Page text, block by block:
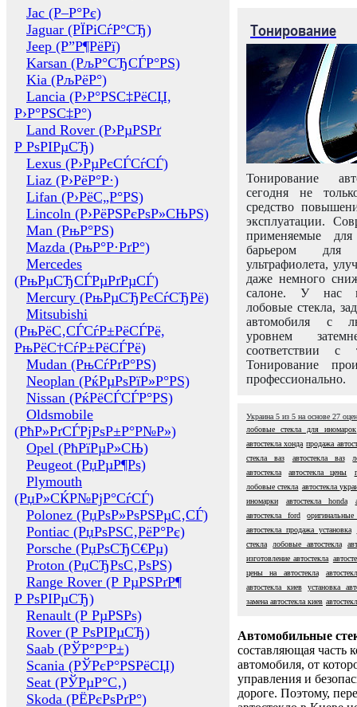
Jac (Р–Р°Рє)
Jaguar (РЇРіСѓР°СЂ)
Jeep (Р”Р¶РёРї)
Karsan (РљР°СЂСЃР°РЅ)
Kia (РљРёР°)
Lancia (Р›Р°РЅС‡РёСЏ,
Р›Р°РЅС‡Р°)
Land Rover (Р›РµРЅРґ
Р РѕРІРµСЂ)
Lexus (Р›РµРєСЃСѓСЃ)
Liaz (Р›РёР°Р·)
Lifan (Р›РёС„Р°РЅ)
Lincoln (Р›РёРЅРєРѕР»СЊРЅ)
Man (РњР°РЅ)
Mazda (РњР°Р·РґР°)
Mercedes
(РњРµСЂСЃРµРґРµСЃ)
Mercury (РњРµСЂРєСѓСЂРё)
Mitsubishi
(РњРёС‚СЃСѓР±РёСЃРё,
РњРёС†СѓР±РёСЃРё)
Mudan (РњСѓРґР°РЅ)
Neoplan (РќРµРѕРїР»Р°РЅ)
Nissan (РќРёСЃСЃР°РЅ)
Oldsmobile
(РћР»РґСЃРјРѕР±Р°Р№Р»)
Opel (РћРїРµР»СЊ)
Peugeot (РџРµР¶Рѕ)
Plymouth
(РџР»СЌР№РјР°СѓСЃ)
Polonez (РџРѕР»РѕРЅРµС‚СЃ)
Pontiac (РџРѕРЅС‚РёР°Рє)
Porsche (РџРѕСЂС€Рµ)
Proton (РџСЂРѕС‚РѕРЅ)
Range Rover (Р РµРЅРґР¶
Р РѕРІРµСЂ)
Renault (Р РµРЅРѕ)
Rover (Р РѕРІРµСЂ)
Saab (РЎР°Р°Р±)
Scania (РЎРєР°РЅРёСЏ)
Seat (РЎРµР°С‚)
Skoda (РЁРєРѕРґР°)
Тонирование
Тонирование
сегодня не
средство
эксплуатации.
применяемые
барьером для
ультрафиолета,
даже немного
салоне. У нас
лобовые стекла,
автомобиля с
уровнем
соответствии с
Тонирование
профессионально.
Украина 5 из 5 на основе 27
лобовые стекла для иномарок
автостекла хонда продажа
стекла ваз
автостекла ваз
автостекла
автостекла цены
лобовые стекла автостекла
иномарки
автостекла honda
автостекла ford
оригинальные
автостекла продажа установка
стекла
лобовые автостекла
изготовление автостекла
цены на автостекла
автостекла киев
установка
замена автостекла киев
Автомобильные
составляющая часть
автомобиля, от
управления и
дороге. Поэтому,